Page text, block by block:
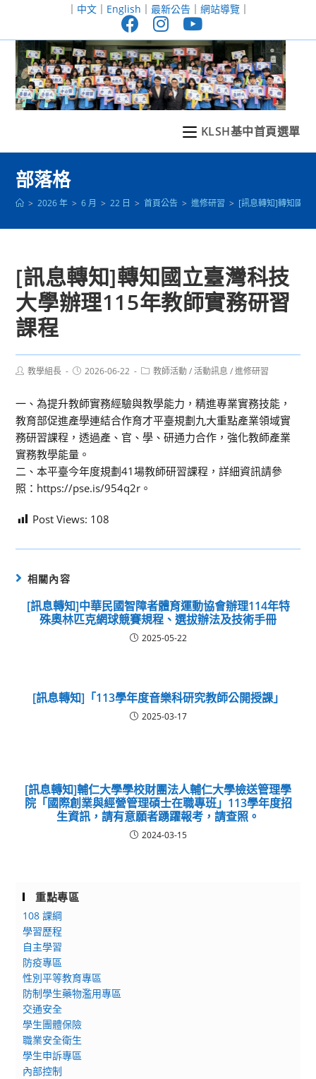
至
｜ 中文｜ English ｜ 最新公告｜ 網站導覽｜
KLSH基中首頁選單
部落格
> 2026 年 > 6 月 > 22 日 > 首頁公告 > 進修研習 > [訊息轉知]轉知國立
[訊息轉知]轉知國立臺灣科技
大學辦理115年教師實務研習
課程
Post教學組長
Post2026-06-22
Post教師活動 / 活動訊息 / 進修研習
一、為提升教師實務經驗與教學能力，精進專業實務技能，
教育部促進產學連結合作育才平臺規劃九大重點產業領域實
務研習課程，透過產、官、學、研通力合作，強化教師產業
實務教學能量。
二、本平臺今年度規劃41場教師研習課程，詳細資訊請參
照：https://pse.is/954q2r。
Post Views: 108
相關內容
[訊息轉知]中華民國智障者體育運動協會辦理114年特
殊奧林匹克網球競賽規程、選拔辦法及技術手冊
2025-05-22
[訊息轉知]「113學年度音樂科研究教師公開授課」
2025-03-17
[訊息轉知]輔仁大學學校財團法人輔仁大學檢送管理學
院「國際創業與經營管理碩士在職專班」113學年度招
生資訊，請有意願者踴躍報考，請查照。
2024-03-15
重點專區
108 課綱
學習歷程
自主學習
防疫專區
性別平等教育專區
防制學生藥物濫用專區
交通安全
學生團體保險
職業安全衛生
學生申訴專區
內部控制